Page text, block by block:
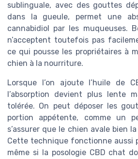
sublinguale, avec des gouttes
dans la gueule, permet une
cannabidiol par les muqueuses.
n’acceptent toutefois pas
ce qui pousse les propriétaires à
chien à la nourriture.
Lorsque l’on ajoute l’huile de
l’absorption devient plus lente
tolérée. On peut déposer les
portion appétente, comme un
s’assurer que le chien avale bien
Cette technique fonctionne aussi
même si la posologie CBD chat